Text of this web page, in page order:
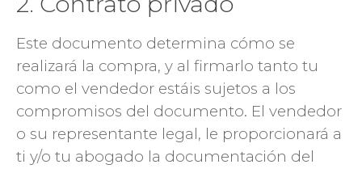
Este documento determina cómo se
realizará la compra, y al firmarlo tanto tu
como el vendedor estáis sujetos a los
compromisos del documento. El vendedor
o su representante legal, le proporcionará a
ti y/o tu abogado la documentación del